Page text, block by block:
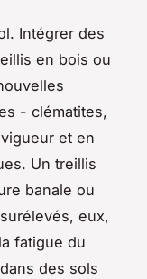
Intégrer des
en bois ou
- clématites,
et en
Un treillis
banale ou
eux,
fatigue du
des sols